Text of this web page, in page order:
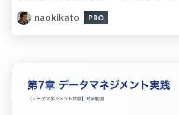
naokikato
PRO